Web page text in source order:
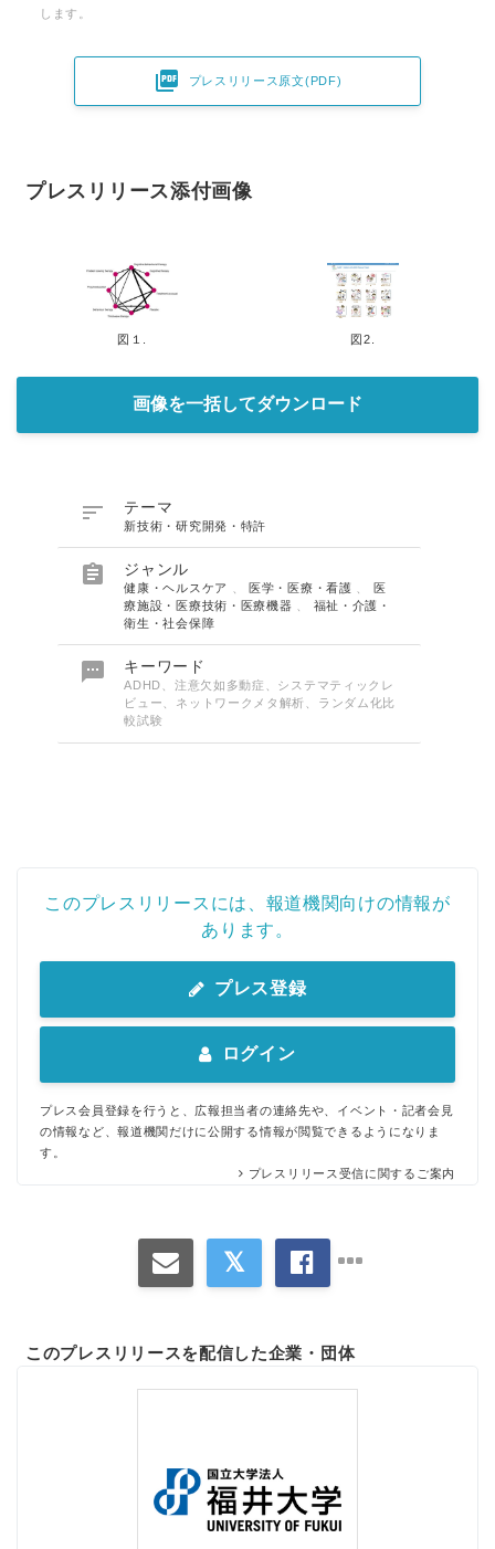
します。
 プレスリリース原文(PDF)
プレスリリース添付画像
図１. 図2.
画像を一括してダウンロード
 テーマ
新技術・研究開発・特許
 ジャンル
健康・ヘルスケア 、医学・医療・看護
医
療施設・医療技術・医療機器
福祉・介護・
衛生・社会保障
 キーワード
ADHD、注意欠如多動症、システマティックレ
ビュー、ネットワークメタ解析、ランダム化比
較試験
このプレスリリースには、報道機関向けの情報が
あります。
プレス登録
ログイン
プレス会員登録を行うと、広報担当者の連絡先や、イベント・記者会見
の情報など、報道機関だけに公開する情報が閲覧できるようになりま
す。
プレスリリース受信に関するご案内
このプレスリリースを配信した企業・団体